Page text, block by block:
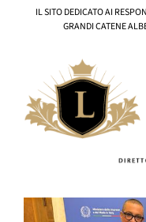
IL SITO DEDICATO AI
GRANDI CATENE
Ingrandisci